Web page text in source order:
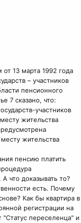
13 марта 1992 года
– участников
пенсионного
7 сказано, что:
участников
жительства
жительства
пенсию платить
что доказывать то?
есть. Почему
Как бы квартира в
регистрации на
переселенца" и